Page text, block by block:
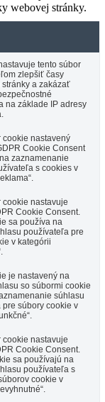
webovej stránky.
tento súbor
zlepšiť časy
a zakázať
na základe IP adresy
cookie nastavený
Cookie Consent
zaznamenanie
s cookies v
cookie nastavuje
Cookie Consent.
sa používa na
používateľa pre
v kategórii
je nastavený na
so súbormi cookie
súhlasu
súbory cookie v
cookie nastavuje
Cookie Consent.
sa používajú na
používateľa s
cookie v